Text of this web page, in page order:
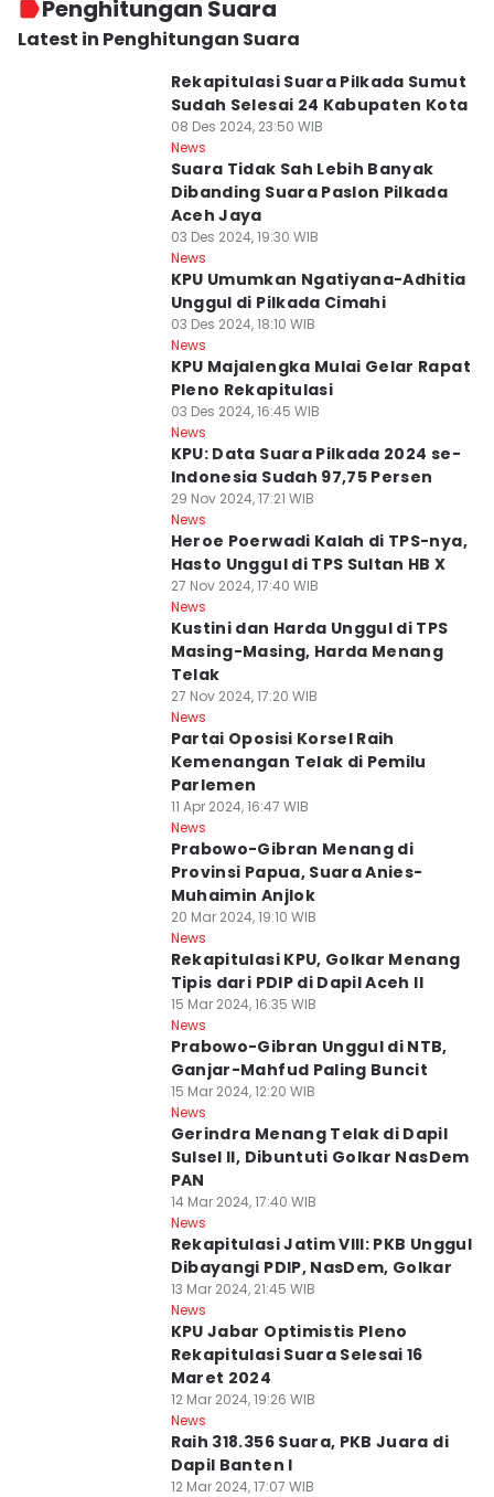
Penghitungan Suara
Latest in Penghitungan Suara
Rekapitulasi Suara Pilkada Sumut
Sudah Selesai 24 Kabupaten Kota
08 Des 2024, 23:50 WIB
News
Suara Tidak Sah Lebih Banyak
Dibanding Suara Paslon Pilkada
Aceh Jaya
03 Des 2024, 19:30 WIB
News
KPU Umumkan Ngatiyana-Adhitia
Unggul di Pilkada Cimahi
03 Des 2024, 18:10 WIB
News
KPU Majalengka Mulai Gelar Rapat
Pleno Rekapitulasi
03 Des 2024, 16:45 WIB
News
KPU: Data Suara Pilkada 2024 se-
Indonesia Sudah 97,75 Persen
29 Nov 2024, 17:21 WIB
News
Heroe Poerwadi Kalah di TPS-nya,
Hasto Unggul di TPS Sultan HB X
27 Nov 2024, 17:40 WIB
News
Kustini dan Harda Unggul di TPS
Masing-Masing, Harda Menang
Telak
27 Nov 2024, 17:20 WIB
News
Partai Oposisi Korsel Raih
Kemenangan Telak di Pemilu
Parlemen
11 Apr 2024, 16:47 WIB
News
Prabowo-Gibran Menang di
Provinsi Papua, Suara Anies-
Muhaimin Anjlok
20 Mar 2024, 19:10 WIB
News
Rekapitulasi KPU, Golkar Menang
Tipis dari PDIP di Dapil Aceh II
15 Mar 2024, 16:35 WIB
News
Prabowo-Gibran Unggul di NTB,
Ganjar-Mahfud Paling Buncit
15 Mar 2024, 12:20 WIB
News
Gerindra Menang Telak di Dapil
Sulsel II, Dibuntuti Golkar NasDem
PAN
14 Mar 2024, 17:40 WIB
News
Rekapitulasi Jatim VIII: PKB Unggul
Dibayangi PDIP, NasDem, Golkar
13 Mar 2024, 21:45 WIB
News
KPU Jabar Optimistis Pleno
Rekapitulasi Suara Selesai 16
Maret 2024
12 Mar 2024, 19:26 WIB
News
Raih 318.356 Suara, PKB Juara di
Dapil Banten I
12 Mar 2024, 17:07 WIB